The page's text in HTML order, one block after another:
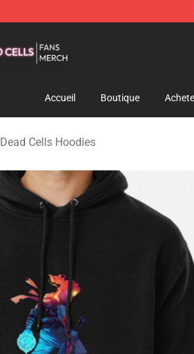
Accueil Boutique
Dead Cells Hoodies